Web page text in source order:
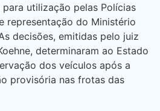
utilização pelas Polícias
representação do Ministério
decisões, emitidas pelo juiz
determinaram ao Estado
dos veículos após a
provisória nas frotas das